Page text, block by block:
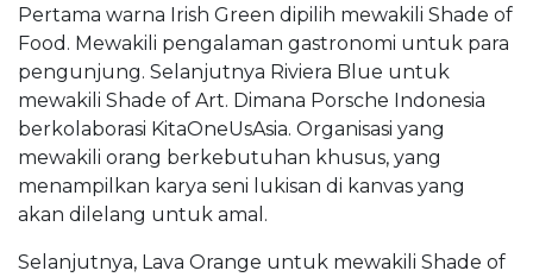
Pertama warna Irish Green dipilih mewakili Shade of
Food. Mewakili pengalaman gastronomi untuk para
pengunjung. Selanjutnya Riviera Blue untuk
mewakili Shade of Art. Dimana Porsche Indonesia
berkolaborasi KitaOneUsAsia. Organisasi yang
mewakili orang berkebutuhan khusus, yang
menampilkan karya seni lukisan di kanvas yang
akan dilelang untuk amal.
Selanjutnya, Lava Orange untuk mewakili Shade of